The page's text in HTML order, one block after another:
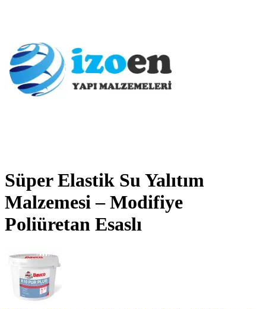
Süper Elastik Su Yalıtım
Malzemesi – Modifiye
Poliüretan Esaslı